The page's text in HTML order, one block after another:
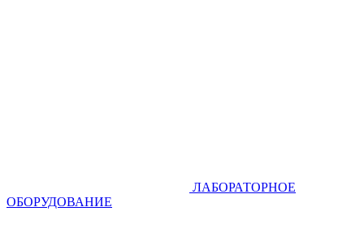
ЛАБОРАТОРНОЕ
ОБОРУДОВАНИЕ